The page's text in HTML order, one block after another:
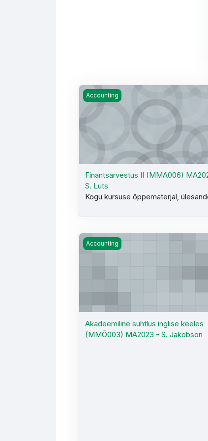
Finantsarvestus II (MMA006)
Accounting
Finantsarvestus II (MMA006)
S. Luts
Kogu kursuse õppematerjal,
Akadeemiline suhtlus inglise keeles
Accounting
Akadeemiline suhtlus inglise keeles
(MMÕ003) MA2023 - S. Jakobson